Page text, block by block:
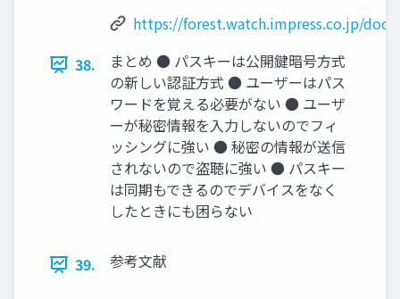
https://forest.watch.impress.co.jp/
38.
まとめ ● パスキーは公開鍵暗号方式
の新しい認証方式 ● ユーザーはパス
ワードを覚える必要がない ● ユーザ
ーが秘密情報を入力しないのでフィ
ッシングに強い ● 秘密の情報が送信
されないので盗聴に強い ● パスキー
は同期もできるのでデバイスをなく
したときにも困らない
39. 参考文献